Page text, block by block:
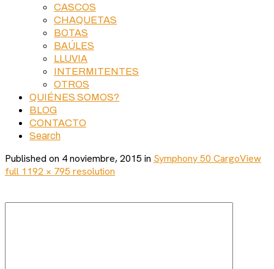
CASCOS
CHAQUETAS
BOTAS
BAÚLES
LLUVIA
INTERMITENTES
OTROS
QUIÉNES SOMOS?
BLOG
CONTACTO
Search
Published on 4 noviembre, 2015 in Symphony 50 CargoView
full 1192 × 795 resolution